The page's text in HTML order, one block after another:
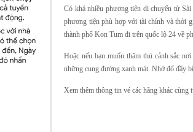
Có khá nhiều phương tiện di chuyển từ
phương tiện phù hợp với tài chính và thời
thành phố Kon Tum đi trên quốc lộ 24 về
Hoặc nếu bạn muốn thăm thú cảnh sắc
những cung đường xanh mát. Nhớ đổ đầy
Xem thêm thông tin vé các hãng khác